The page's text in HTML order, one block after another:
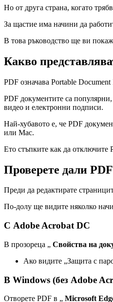
Но от друга страна, когато
За щастие има начини да
В това ръководство ще ви
Какво
PDF означава Portable
PDF документите са
видео и електронни подписи.
Най-хубавото е, че PDF
или Mac.
Ето стъпките как да отключите
Проверете дали
Преди да редактирате
По-долу ще видите няколко
С Adobe Acrobat DC
В прозореца „ Свойства на
Ако видите „Защита с
В Windows (без Adobe
Отворете PDF в „ Microsoft